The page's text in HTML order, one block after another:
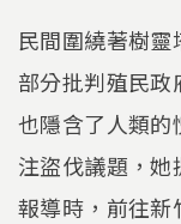
民間圍繞著樹
部分批判殖民
也隱含了人類的
注盜伐議題，
報導時，前往新